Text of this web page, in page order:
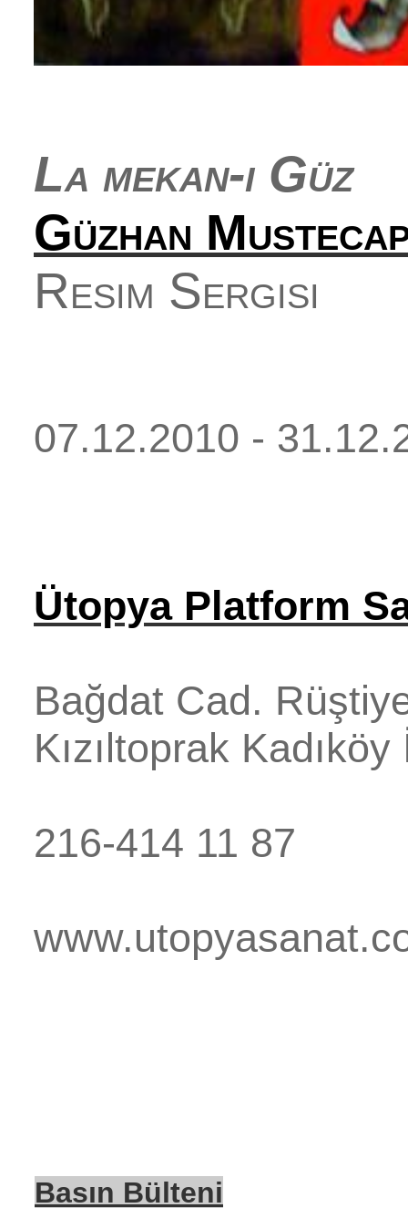
La mekan-i Güz
Güzhan
Resim Sergisi
07.12.2010 -
Ütopya Platform
Bağdat Cad.
Kızıltoprak Kadıköy
216-414 11 87
Basın Bülteni